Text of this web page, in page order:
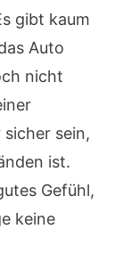
gibt kaum
Auto
nicht
sein,
ist.
Gefühl,
keine